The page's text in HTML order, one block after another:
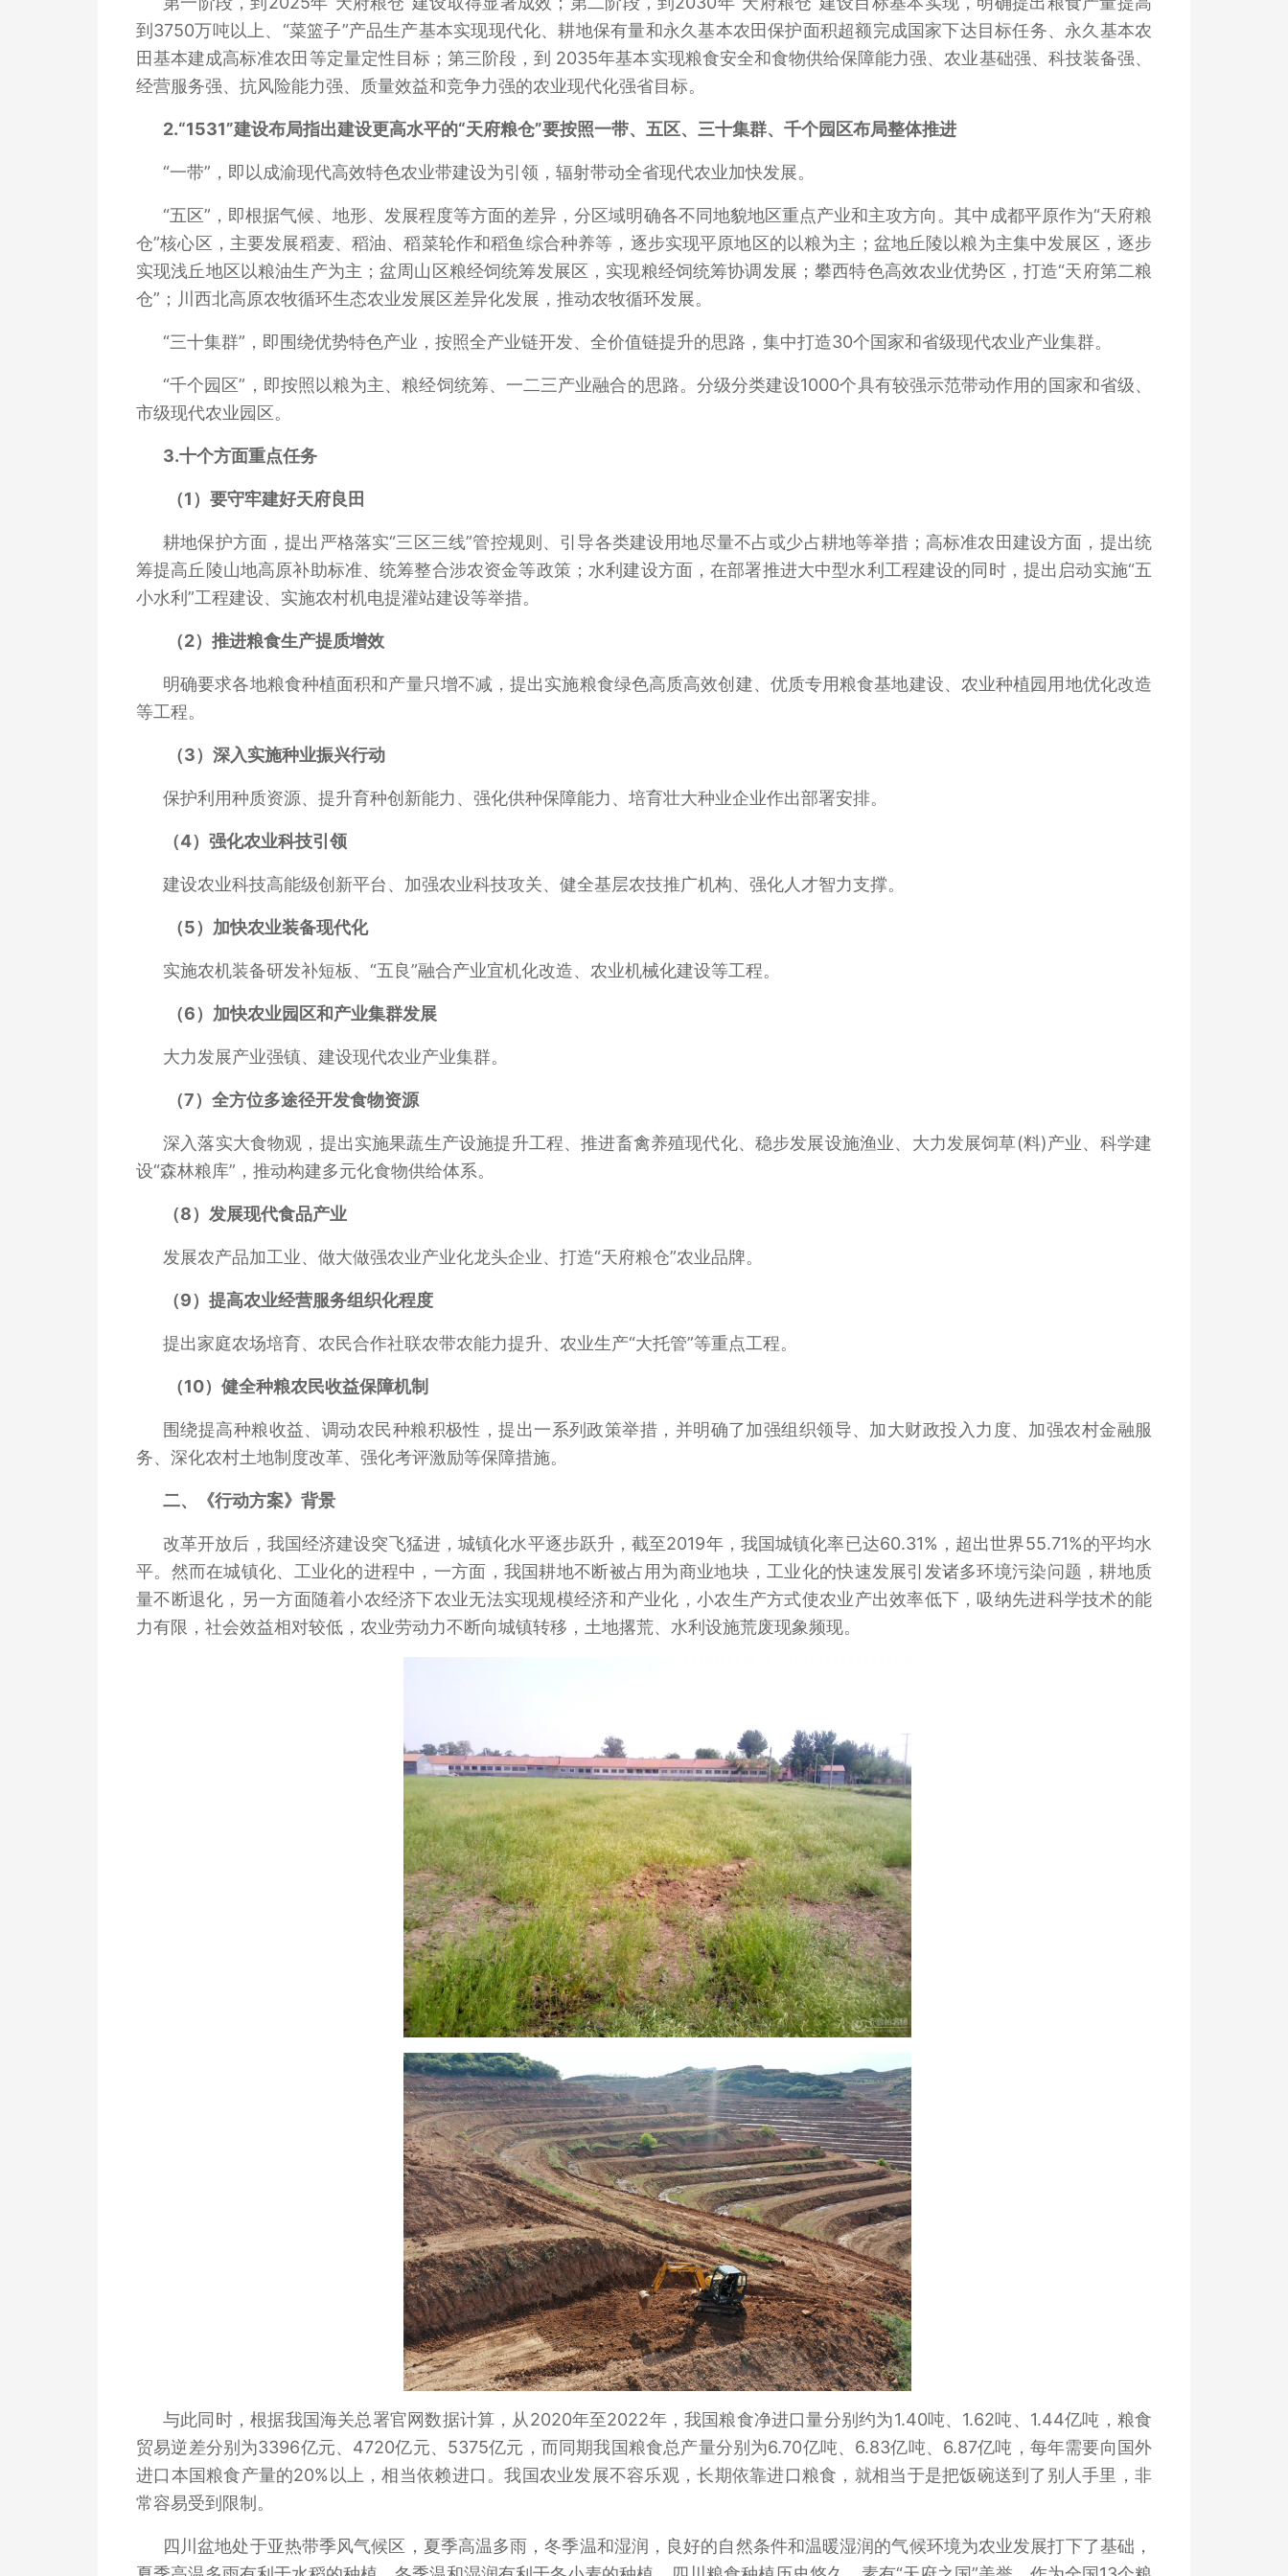
到3750万吨以上、“菜篮子”产品生产基本实现现代化、耕地保有量和永久基本农田保护面积超额完成国家下达目标任务、永久基本农
田基本建成高标准农田等定量定性目标；第三阶段，到 2035年基本实现粮食安全和食物供给保障能力强、农业基础强、科技装备强、
经营服务强、抗风险能力强、质量效益和竞争力强的农业现代化强省目标。
2.“1531”建设布局指出建设更高水平的“天府粮仓”要按照一带、五区、三十集群、千个园区布局整体推进
“一带”，即以成渝现代高效特色农业带建设为引领，辐射带动全省现代农业加快发展。
“五区”，即根据气候、地形、发展程度等方面的差异，分区域明确各不同地貌地区重点产业和主攻方向。其中成都平原作为“天府粮
仓”核心区，主要发展稻麦、稻油、稻菜轮作和稻鱼综合种养等，逐步实现平原地区的以粮为主；盆地丘陵以粮为主集中发展区，逐步
实现浅丘地区以粮油生产为主；盆周山区粮经饲统筹发展区，实现粮经饲统筹协调发展；攀西特色高效农业优势区，打造“天府第二粮
仓”；川西北高原农牧循环生态农业发展区差异化发展，推动农牧循环发展。
“三十集群”，即围绕优势特色产业，按照全产业链开发、全价值链提升的思路，集中打造30个国家和省级现代农业产业集群。
“千个园区”，即按照以粮为主、粮经饲统筹、一二三产业融合的思路。分级分类建设1000个具有较强示范带动作用的国家和省级、
市级现代农业园区。
3.十个方面重点任务
（1）要守牢建好天府良田
耕地保护方面，提出严格落实“三区三线”管控规则、引导各类建设用地尽量不占或少占耕地等举措；高标准农田建设方面，提出统
筹提高丘陵山地高原补助标准、统筹整合涉农资金等政策；水利建设方面，在部署推进大中型水利工程建设的同时，提出启动实施“五
小水利”工程建设、实施农村机电提灌站建设等举措。
（2）推进粮食生产提质增效
明确要求各地粮食种植面积和产量只增不减，提出实施粮食绿色高质高效创建、优质专用粮食基地建设、农业种植园用地优化改造
等工程。
（3）深入实施种业振兴行动
保护利用种质资源、提升育种创新能力、强化供种保障能力、培育壮大种业企业作出部署安排。
（4） 强化农业科技引领
建设农业科技高能级创新平台、加强农业科技攻关、健全基层农技推广机构、强化人才智力支撑。
（5）加快农业装备现代化
实施农机装备研发补短板、“五良”融合产业宜机化改造、农业机械化建设等工程。
（6）加快农业园区和产业集群发展
大力发展产业强镇、建设现代农业产业集群。
（7）全方位多途径开发食物资源
深入落实大食物观，提出实施果蔬生产设施提升工程、推进畜禽养殖现代化、稳步发展设施渔业、大力发展饲草(料)产业、科学建
设“森林粮库”，推动构建多元化食物供给体系。
（8） 发展现代食品产业
发展农产品加工业、做大做强农业产业化龙头企业、打造“天府粮仓”农业品牌。
（9） 提高农业经营服务组织化程度
提出家庭农场培育、农民合作社联农带农能力提升、农业生产“大托管”等重点工程。
（10）健全种粮农民收益保障机制
围绕提高种粮收益、调动农民种粮积极性，提出一系列政策举措，并明确了加强组织领导、加大财政投入力度、加强农村金融服
务、深化农村土地制度改革、强化考评激励等保障措施。
二、《行动方案》背景
改革开放后，我国经济建设突飞猛进，城镇化水平逐步跃升，截至2019年，我国城镇化率已达60.31%，超出世界55.71%的平均水
平。然而在城镇化、工业化的进程中，一方面，我国耕地不断被占用为商业地块，工业化的快速发展引发诸多环境污染问题，耕地质
量不断退化，另一方面随着小农经济下农业无法实现规模经济和产业化，小农生产方式使农业产出效率低下，吸纳先进科学技术的能
力有限，社会效益相对较低，农业劳动力不断向城镇转移，土地撂荒、水利设施荒废现象频现。
与此同时，根据我国海关总署官网数据计算，从2020年至2022年，我国粮食净进口量分别约为1.40吨、1.62吨、1.44亿吨，粮食
贸易逆差分别为3396亿元、4720亿元、5375亿元，而同期我国粮食总产量分别为6.70亿吨、6.83亿吨、6.87亿吨，每年需要向国外
进口本国粮食产量的20%以上，相当依赖进口。我国农业发展不容乐观，长期依靠进口粮食，就相当于是把饭碗送到了别人手里，非
常容易受到限制。
四川盆地处于亚热带季风气候区，夏季高温多雨，冬季温和湿润，良好的自然条件和温暖湿润的气候环境为农业发展打下了基础，